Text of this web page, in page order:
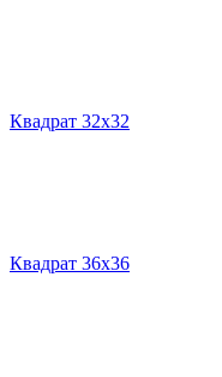
Квадрат 32х32
Квадрат 36х36